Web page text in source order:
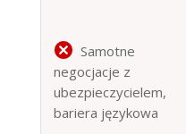
Samotne
negocjacje z
ubezpieczycielem,
bariera językowa